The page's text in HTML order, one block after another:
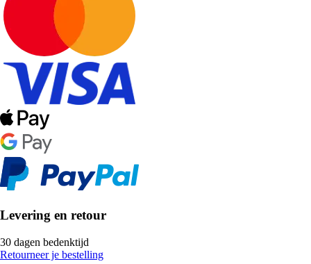
Levering en retour
30 dagen bedenktijd
Retourneer je bestelling